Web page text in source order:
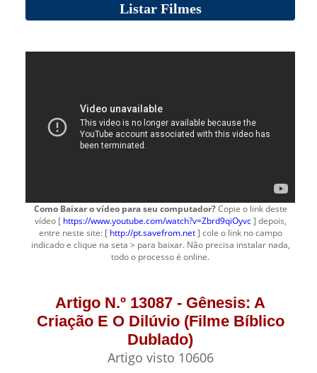
Listar Filmes
Como Baixar o vídeo para seu computador?Copie o link deste
vídeo [https://www.youtube.com/watch?v=Zbrd9qiOyvc] depois,
entre neste site: [ http://pt.savefrom.net] cole o link no campo
indicado e clique na seta > para baixar. Não precisa instalar nada,
todo o processo é online.
Artigo N.º 13087 - Gênesis: A
Criação E O Dilúvio (Filme Bíblico
Dublado)
Artigo visto 10606